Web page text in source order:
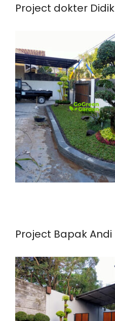
Project dokter Didik
Project Bapak Andi